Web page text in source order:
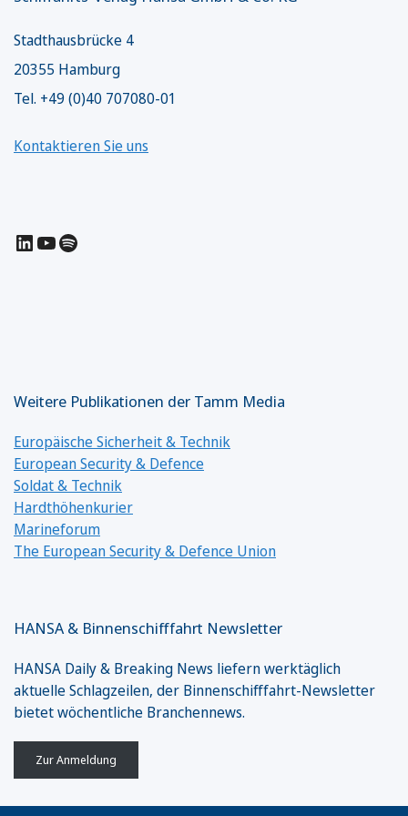
Stadthausbrücke 4
20355 Hamburg
Tel. +49 (0)40 707080-01
Kontaktieren Sie uns
LinkedIn
YouTube
Spotify
Weitere Publikationen der Tamm Media
Europäische Sicherheit & Technik
European Security & Defence
Soldat & Technik
Hardthöhenkurier
Marineforum
The European Security & Defence Union
HANSA & Binnenschifffahrt Newsletter
HANSA Daily & Breaking News liefern werktäglich
aktuelle Schlagzeilen, der Binnenschifffahrt-Newsletter
bietet wöchentliche Branchennews.
Zur Anmeldung